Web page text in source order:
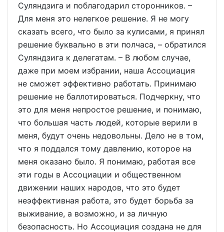
Суляндзига и поблагодарил сторонников. –
Для меня это нелегкое решение. Я не могу
сказать всего, что было за кулисами, я принял
решение буквально в эти полчаса, – обратился
Суляндзига к делегатам. – В любом случае,
даже при моем избрании, наша Ассоциация
не сможет эффективно работать. Принимаю
решение не баллотироваться. Подчеркну, что
это для меня непростое решение, и понимаю,
что большая часть людей, которые верили в
меня, будут очень недовольны. Дело не в том,
что я поддался тому давлению, которое на
меня оказано было. Я понимаю, работая все
эти годы в Ассоциации и общественном
движении наших народов, что это будет
неэффективная работа, это будет борьба за
выживание, а возможно, и за личную
безопасность. Но Ассоциация создана не для